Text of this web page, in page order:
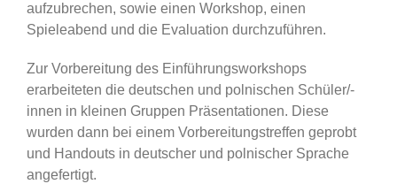
aufzubrechen, sowie einen Workshop, einen
Spieleabend und die Evaluation durchzuführen.
Zur Vorbereitung des Einführungsworkshops
erarbeiteten die deutschen und polnischen Schüler/-
innen in kleinen Gruppen Präsentationen. Diese
wurden dann bei einem Vorbereitungstreffen geprobt
und Handouts in deutscher und polnischer Sprache
angefertigt.